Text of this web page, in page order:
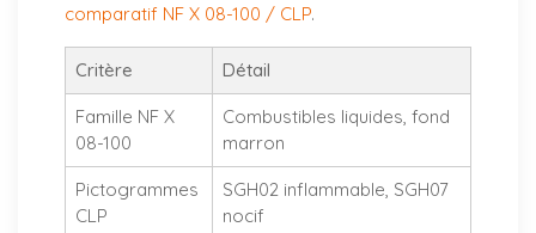
comparatif NF X 08-100 / CLP.
Critère Détail
Famille NF X
08-100
Combustibles liquides, fond
marron
Pictogrammes
CLP
SGH02 inflammable, SGH07
nocif